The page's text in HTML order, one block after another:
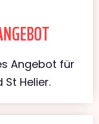
Angebot für
Helier.